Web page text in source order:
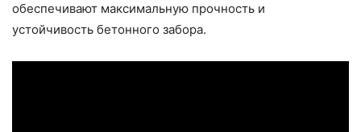
обеспечивают максимальную прочность и
устойчивость бетонного забора.